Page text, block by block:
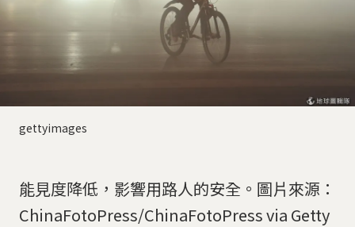
gettyimages
能見度降低，影響用路人的安全。圖片來源：
ChinaFotoPress/ChinaFotoPress via Getty